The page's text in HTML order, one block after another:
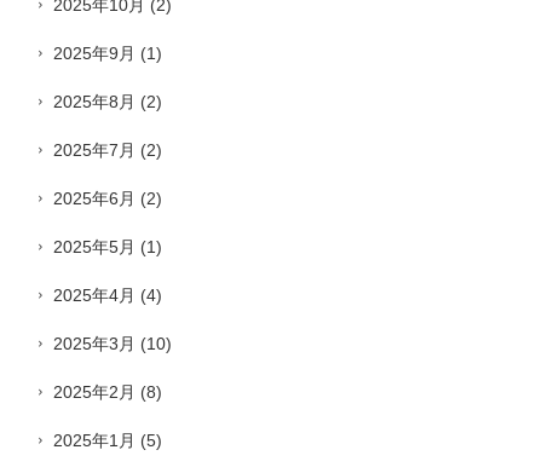
2025年10月 (2)
2025年9月 (1)
2025年8月 (2)
2025年7月 (2)
2025年6月 (2)
2025年5月 (1)
2025年4月 (4)
2025年3月 (10)
2025年2月 (8)
2025年1月 (5)